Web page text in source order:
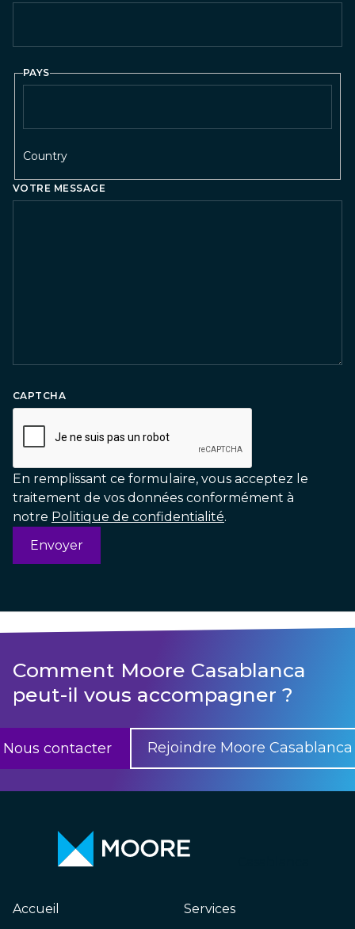
PAYS
Country
VOTRE MESSAGE
CAPTCHA
En remplissant ce formulaire, vous acceptez le
traitement de vos données conformément à
notre Politique de confidentialité.
Comment Moore Casablanca
peut-il vous accompagner ?
Nous contacter Rejoindre Moore Casablanca
Accueil Services